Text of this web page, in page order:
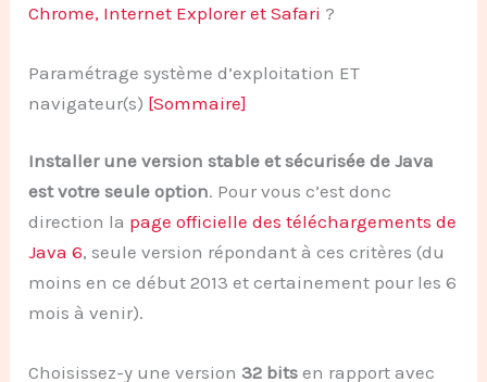
Chrome, Internet Explorer et Safari ?
Paramétrage système d’exploitation ET
navigateur(s) [Sommaire]
Installer une version stable et sécurisée de Java
est votre seule option. Pour vous c’est donc
direction la page officielle des téléchargements de
Java 6, seule version répondant à ces critères (du
moins en ce début 2013 et certainement pour les 6
mois à venir).
Choisissez-y une version32 bits en rapport avec